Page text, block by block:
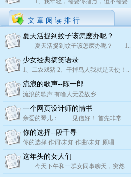
文 章 阅 读 排 行
夏天活捉到蚊子该怎麽办呢？
夏天活捉到蚊子该怎麽办呢？ 1..
少女经典搞笑语录
1、二农戏猪 2、干掉鸟人我就是天使！..
流浪的歌声--陈一郎
流浪的歌声 有啥人无爱故乡 ..
一个网页设计师的情书
亲爱的琴儿： 见信好！ 首先非常..
你的选择--段千寻
你的选择 作词\未知 作曲\未知 原唱..
这年头的女人们
今天下午和一群女同事聊天，突然..